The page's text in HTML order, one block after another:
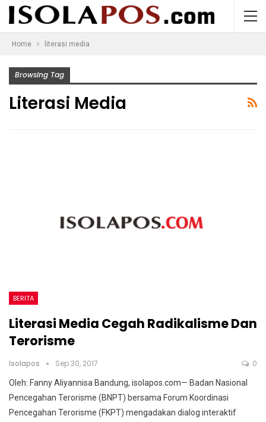
Home literasi media
Browsing Tag
Literasi Media
BERITA
Literasi Media Cegah Radikalisme Dan
Terorisme
Isolapos Sep 30, 2017 0
Oleh: Fanny Aliyannisa Bandung, isolapos.com— Badan Nasional
Pencegahan Terorisme (BNPT) bersama Forum Koordinasi
Pencegahan Terorisme (FKPT) mengadakan dialog interaktif